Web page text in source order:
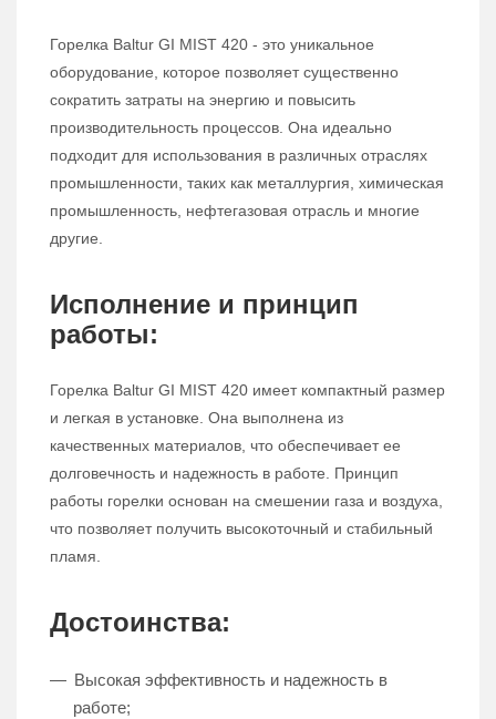
Горелка Baltur GI MIST 420 - это уникальное
оборудование, которое позволяет существенно
сократить затраты на энергию и повысить
производительность процессов. Она идеально
подходит для использования в различных отраслях
промышленности, таких как металлургия, химическая
промышленность, нефтегазовая отрасль и многие
другие.
Исполнение и принцип
работы:
Горелка Baltur GI MIST 420 имеет компактный размер
и легкая в установке. Она выполнена из
качественных материалов, что обеспечивает ее
долговечность и надежность в работе. Принцип
работы горелки основан на смешении газа и воздуха,
что позволяет получить высокоточный и стабильный
пламя.
Достоинства:
Высокая эффективность и надежность в
работе;